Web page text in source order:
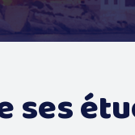
ses